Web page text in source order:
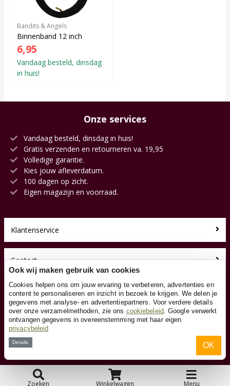
Zoeken Winkelwagen Menu
Bandits & Angels
Binnenband 12 inch
6,95
Vandaag besteld, dinsdag
in huis!
Onze services
Vandaag besteld, dinsdag in huis!
Gratis verzenden en retourneren va. 19,95
Volledige garantie.
Kies jouw afleverdatum.
100 dagen op zicht.
Eigen magazijn en voorraad.
Klantenservice
Contact
Over ons
Toyfan BV
Loopfietsen.nl
Waterwinweg 9
7572 PD Oldenzaal
Tel. 0541-228000
Facebook
Instagram
Ook wij maken gebruik van cookies
Cookies helpen ons om jouw ervaring te verbeteren, advertenties en
content te personaliseren en inzicht in bezoek te krijgen. We delen je
gegevens met analyse- en advertentiepartners. Voor verdere details
over onze verzamelmethoden, zie ons cookiebeleid. Google verwerkt
ontvangen gegevens in overeenstemming met haar eigen
privacybeleid
Details OK